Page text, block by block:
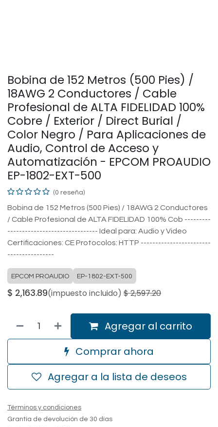
Bobina de 152 Metros (500 Pies) /
18AWG 2 Conductores / Cable
Profesional de ALTA FIDELIDAD 100%
Cobre / Exterior / Direct Burial /
Color Negro / Para Aplicaciones de
Audio, Control de Acceso y
Automatización - EPCOM PROAUDIO
EP-1802-EXT-500
(0 reseña)
Bobina de 152 Metros (500 Pies) / 18AWG 2 Conductores
/ Cable Profesional de ALTA FIDELIDAD 100% Cob ---------
------------------------------- Ideal para: Audio y Video
Certificaciones: CE Protocolos: HTTP ------------------------
----------------
EPCOM PROAUDIO EP-1802-EXT-500
$ 2,163.89(impuesto incluido) $2,597.20
Agregar al carrito
Comprar ahora
Agregar a la lista de deseos
Términos y condiciones
Grantía de devolución de 30 días